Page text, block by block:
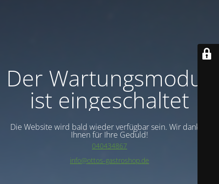
Der Wartungsmodus
ist eingeschaltet
Die Website wird bald wieder verfügbar sein. Wir danken
Ihnen für Ihre Geduld!
040434867
info@ottos-gastroshop.de